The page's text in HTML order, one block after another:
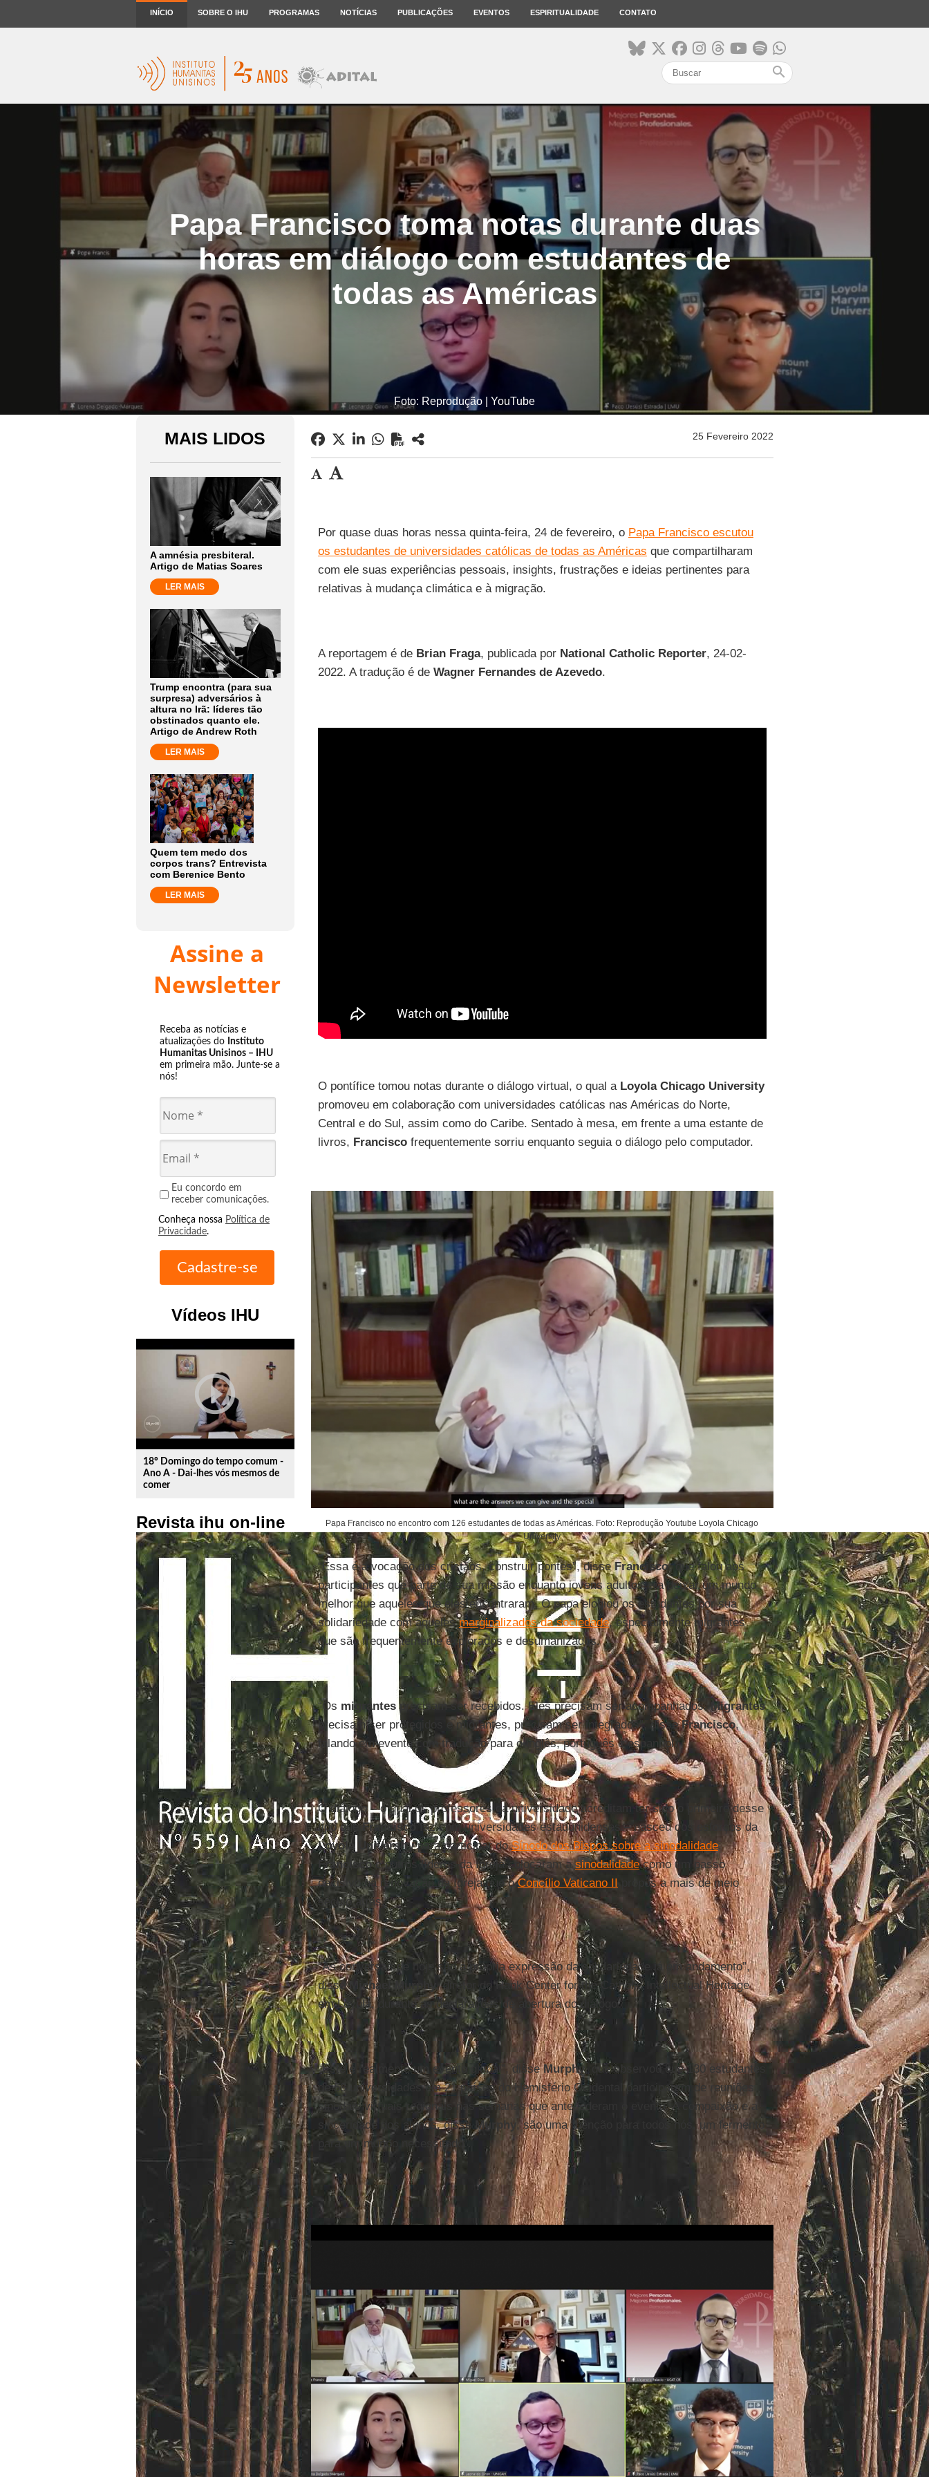
INÍCIO SOBRE O IHU PROGRAMAS NOTÍCIAS PUBLICAÇÕES EVENTOS ESPIRITUALIDADE CONTATO
search
Papa Francisco toma notas durante duas
horas em diálogo com estudantes de
todas as Américas
Foto: Reprodução | YouTube
MAIS LIDOS
A amnésia presbiteral.
Artigo de Matias Soares
LER MAIS
Trump encontra (para sua
surpresa) adversários à
altura no Irã: líderes tão
obstinados quanto ele.
Artigo de Andrew Roth
LER MAIS
Quem tem medo dos
corpos trans? Entrevista
com Berenice Bento
LER MAIS
Assine a
Newsletter
Receba as notícias e
atualizações do Instituto
Humanitas Unisinos – IHU
em primeira mão. Junte-se a
nós!
Eu concordo em
receber comunicações.
Conheça nossa Política de
Privacidade.
Vídeos IHU
play_circle_outline
18º Domingo do tempo comum -
Ano A - Dai-lhes vós mesmos de
comer
Revista ihu on-line
25 Fevereiro 2022
Por quase duas horas nessa quinta-feira, 24 de fevereiro, o Papa Francisco escutou
os estudantes de universidades católicas de todas as Américas que compartilharam
com ele suas experiências pessoais, insights, frustrações e ideias pertinentes para
relativas à mudança climática e à migração.
A reportagem é de Brian Fraga, publicada por National Catholic Reporter, 24-02-
2022. A tradução é de Wagner Fernandes de Azevedo.
O pontífice tomou notas durante o diálogo virtual, o qual a Loyola Chicago University
promoveu em colaboração com universidades católicas nas Américas do Norte,
Central e do Sul, assim como do Caribe. Sentado à mesa, em frente a uma estante de
livros, Franciscofrequentemente sorriu enquanto seguia o diálogo pelo computador.
Papa Francisco no encontro com 126 estudantes de todas as Américas. Foto: Reprodução Youtube Loyola Chicago
University
“Essa é a vocação dos cristãos, construir pontes”, disseFrancisco, que falou aos
participantes que parte de sua missão enquanto jovens adultos era deixar um mundo
melhor que aqueles que eles encontraram. O papa elogiou os estudantes por sua
solidariedade com aquelesmarginalizados da sociedade, especialmente migrantes
que são frequentemente explorados e desumanizados.
“Os migrantesprecisam ser recebidos. Eles precisam ser acompanhados.Migrantes
precisam ser protegidos e migrantes, precisam ser integrados”, disseFrancisco,
falando em evento com tradução para o inglês, português e espanhol.
O diálogo – o qual os professores da universidade acreditam ter sido o primeiro desse
tipo queFranciscofaz com universidades estadunidenses – nasceu dos esforços da
Loyola Universitypara participar doSínodo dos Bispos sobre a sinodalidade.
Franciscoe outros líderes da Igreja colocaram asinodalidadecomo um passo
decisivo na renovação da Igreja que oConcílio Vaticano II propôs a mais de meio
século atrás.
“As conversas de hoje são a própria expressão da solidariedade já em andamento”,
disseMichael Murphy
, diretor do Hank Center for the Catholic Intellectual Heritage
em Loyola, durante as declarações de abertura do diálogo.
“Este é realmente um evento global”, disseMurphy, que observou que 130 estudantes
de 58 universidades em 21 países do Hemisfério Ocidental participaram de reuniões
sinodais virtuais regionais nas semanas que antecederam o evento. A compaixão e a
sinceridade dos alunos, disse
Murphy, são uma “bênção para todos nós, um fermento
para um mundo necessitado”.